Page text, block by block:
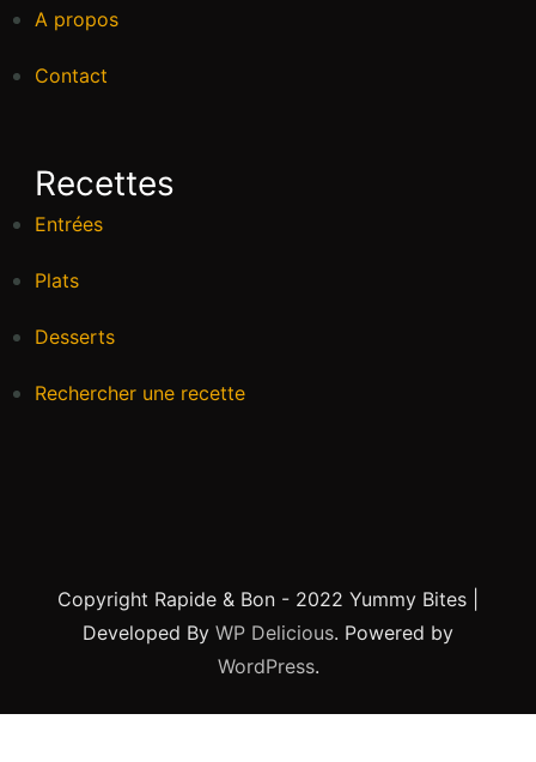
A propos
Contact
Recettes
Entrées
Plats
Desserts
Rechercher une recette
Copyright Rapide & Bon - 2022 Yummy Bites |
Developed By WP Delicious. Powered by
WordPress.